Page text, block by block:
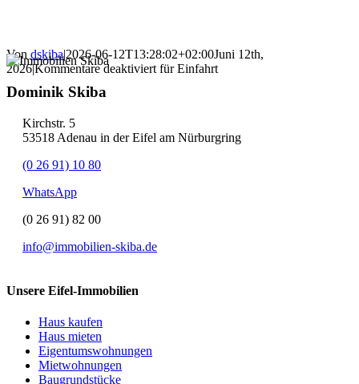
Von dskiba|2026-06-12T13:28:02+02:00Juni 12th,
2026|Kommentare deaktiviert für Einfahrt
Dominik Skiba
Kirchstr. 5
53518 Adenau in der Eifel am Nürburgring
(0 26 91) 10 80
WhatsApp
(0 26 91) 82 00
info@immobilien-skiba.de
Unsere Eifel-Immobilien
Haus kaufen
Haus mieten
Eigentumswohnungen
Mietwohnungen
Baugrundstücke